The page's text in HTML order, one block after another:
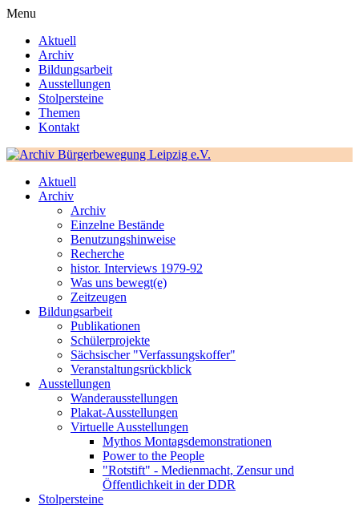
Menu
Aktuell
Archiv
Bildungsarbeit
Ausstellungen
Stolpersteine
Themen
Kontakt
Aktuell
Archiv
Archiv
Einzelne Bestände
Benutzungshinweise
Recherche
histor. Interviews 1979-92
Was uns bewegt(e)
Zeitzeugen
Bildungsarbeit
Publikationen
Schülerprojekte
Sächsischer "Verfassungskoffer"
Veranstaltungsrückblick
Ausstellungen
Wanderausstellungen
Plakat-Ausstellungen
Virtuelle Ausstellungen
Mythos Montagsdemonstrationen
Power to the People
"Rotstift" - Medienmacht, Zensur und
Öffentlichkeit in der DDR
Stolpersteine